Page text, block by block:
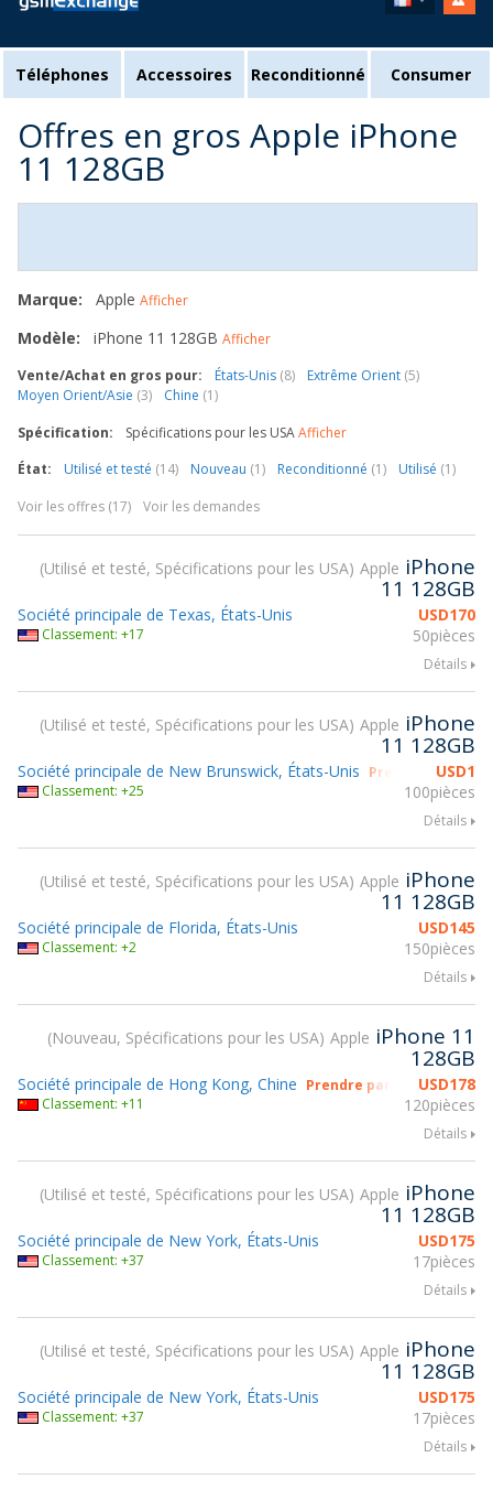
Téléphones Accessoires Reconditionné Consumer
Offres en gros Apple iPhone
11 128GB
Marque: Apple Afficher
Modèle: iPhone 11 128GB Afficher
Vente/Achat en gros pour:
États-Unis (8) Extrême Orient (5)
Moyen Orient/Asie (3) Chine (1)
Spécification:
Spécifications pour les USAAfficher
État:
Utilisé et testé (14) Nouveau (1) Reconditionné (1) Utilisé (1)
Voir les offres (17)
Voir les demandes
Utilisé et testé, Spécifications pour les USA Apple iPhone
11 128GB
USD170
50pièces
Société principale de Texas, États-Unis
Classement: +17
Détails
Utilisé et testé, Spécifications pour les USA Apple iPhone
11 128GB
USD1
100pièces
Société principale de New Brunswick, États-Unis Prendre part à
Classement: +25
Détails
Utilisé et testé, Spécifications pour les USA Apple iPhone
11 128GB
USD145
150pièces
Société principale de Florida, États-Unis
Classement: +2
Détails
Nouveau, Spécifications pour les USA Apple iPhone 11
128GB
USD178
120pièces
Société principale de Hong Kong, Chine Prendre part à gsmX Hong
Classement: +11
Détails
Utilisé et testé, Spécifications pour les USA Apple iPhone
11 128GB
USD175
17pièces
Société principale de New York, États-Unis
Classement: +37
Détails
Utilisé et testé, Spécifications pour les USA Apple iPhone
11 128GB
USD175
17pièces
Société principale de New York, États-Unis
Classement: +37
Détails